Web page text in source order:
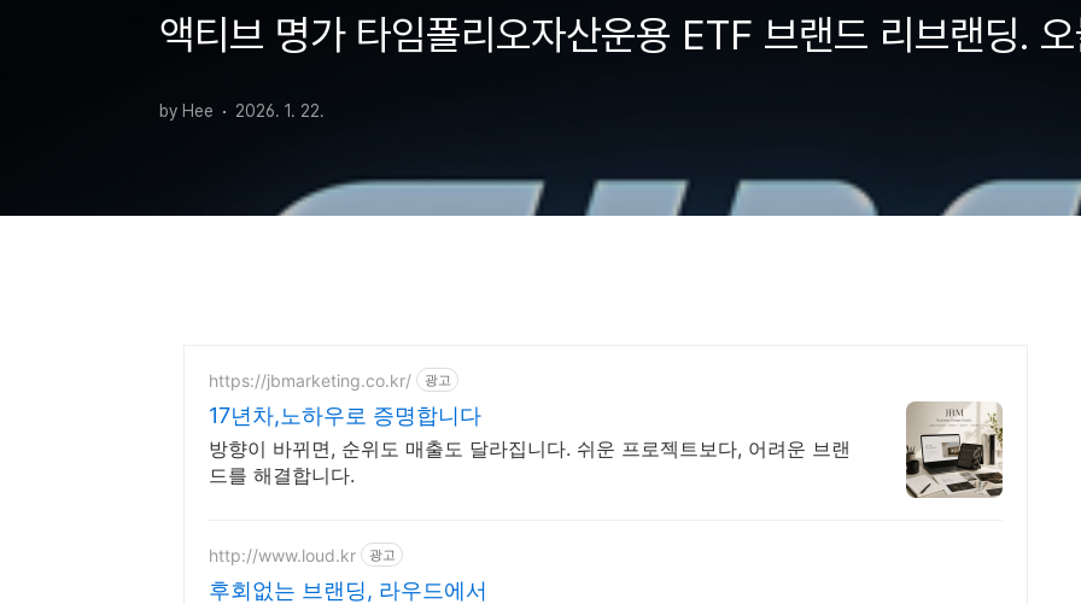
액티브 명가 타임폴리오자산운용 ETF 브랜드 리브랜딩.
by Hee 2026. 1. 22.
https://jbmarketing.co.kr/ 광고
17년차,노하우로 증명합니다
방향이 바뀌면, 순위도 매출도 달라집니다. 쉬운 프로젝트보다, 어려운 브랜
드를 해결합니다.
http://www.loud.kr 광고
후회없는 브랜딩, 라우드에서